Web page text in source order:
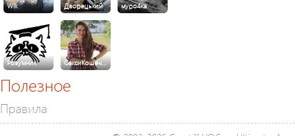
Wik Дворецький муро4ка
Розумник СексиКошеч…
Полезное
Правила